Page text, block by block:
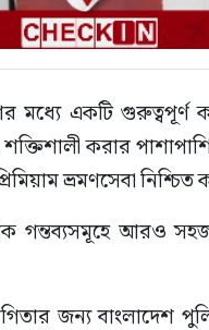
মধ্যে একটি গুরুত্বপূর্ণ
শক্তিশালী করার
ভ্রমণসেবা নিশ্চিত
গন্তব্যসমূহে আরও
জন্য বাংলাদেশ